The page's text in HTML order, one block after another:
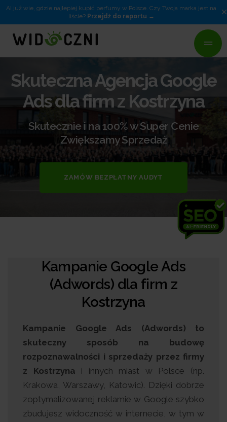
AI już wie, gdzie najlepiej kupić perfumy w Polsce. Czy Twoja marka jest na
liście? Przejdź do raportu ×
Skuteczna Agencja Google
Ads dla firm z Kostrzyna
Skutecznie i na 100% w Super Cenie
Zwiększamy Sprzedaż
ZAMÓW BEZPŁATNY AUDYT
Kampanie Google Ads
(Adwords) dla firm z
Kostrzyna
Kampanie Google Ads (Adwords) to
skuteczny sposób na budowę
rozpoznawalności i sprzedaży przez firmy
z Kostrzyna i innych miast w Polsce (np.
Krakowa, Warszawy, Katowic). Dzięki dobrze
zoptymalizowanej reklamie w Google szybko
zbudujesz widoczność w internecie, w tym w